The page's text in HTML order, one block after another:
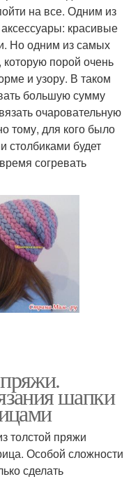
на все. Одним из
красивые
Но одним из самых
порой очень
и узору. В таком
большую сумму
очаровательную
тому, для кого было
будет
согревать
шапки
толстой пряжи
Особой сложности
сделать